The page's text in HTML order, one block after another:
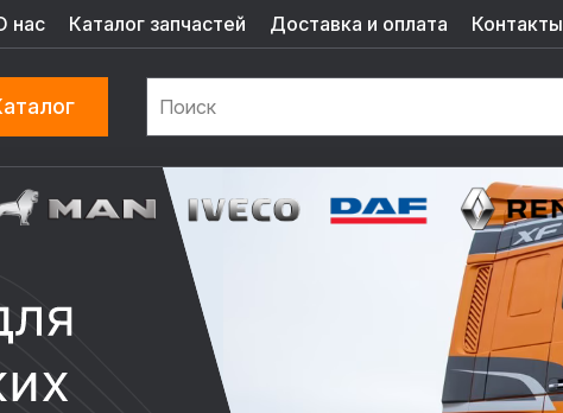
нас Каталог запчастей Доставка и оплата Контакты